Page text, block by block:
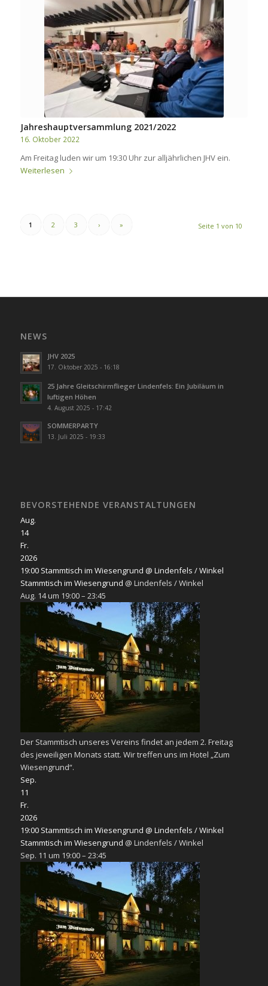
Jahreshauptversammlung 2021/2022
16. Oktober 2022
Am Freitag luden wir um 19:30 Uhr zur alljährlichen JHV ein.
Weiterlesen
Seite 1 von 10
1 2 3 › »
NEWS
JHV 2025
17. Oktober 2025 - 16:18
25 Jahre Gleitschirmflieger Lindenfels: Ein Jubiläum in
luftigen Höhen
4. August 2025 - 17:42
SOMMERPARTY
13. Juli 2025 - 19:33
BEVORSTEHENDE VERANSTALTUNGEN
Aug.
14
Fr.
2026
19:00 Stammtisch im Wiesengrund @ Lindenfels / Winkel
Stammtisch im Wiesengrund @ Lindenfels / Winkel
Aug. 14 um 19:00 – 23:45
Der Stammtisch unseres Vereins findet an jedem 2. Freitag
des jeweiligen Monats statt. Wir treffen uns im Hotel „Zum
Wiesengrund“.
Sep.
11
Fr.
2026
19:00 Stammtisch im Wiesengrund @ Lindenfels / Winkel
Stammtisch im Wiesengrund @ Lindenfels / Winkel
Sep. 11 um 19:00 – 23:45